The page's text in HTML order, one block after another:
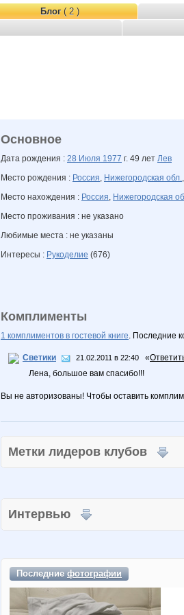
Блог( 2 )
Основное
Дата рождения : 28 Июля 1977 г. 49 лет Лев
Место рождения : Россия, Нижегородская обл.,
Место нахождения : Россия, Нижегородская
Место проживания : не указано
Любимые места : не указаны
Интересы : Рукоделие (676)
Комплименты
1 комплиментов в гостевой книге. Последние
Светики 21.02.2011 в 22:40 «
Лена, большое вам спасибо!!!
Вы не авторизованы! Чтобы оставить
Метки лидеров клубов
Интервью
Последниефотографии